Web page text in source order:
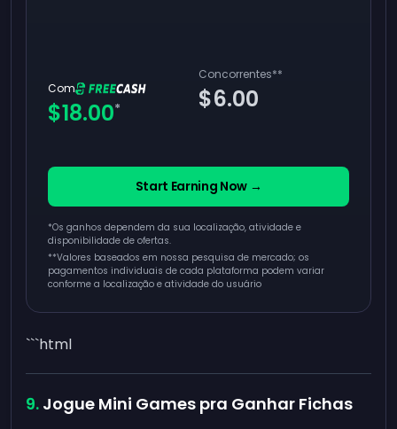
Com
$18.00*
Concorrentes**
$6.00
Start Earning Now →
*Os ganhos dependem da sua localização, atividade e
disponibilidade de ofertas.
**Valores baseados em nossa pesquisa de mercado; os
pagamentos individuais de cada plataforma podem variar
conforme a localização e atividade do usuário
```html
Jogue Mini Games pra Ganhar Fichas